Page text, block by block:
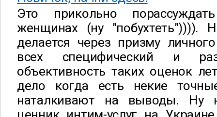
Это прикольно
женщинах (ну "побухтеть")))).
делается через призму
всех специфический и
объективность таких оценок
дело когда есть некие
наталкивают на выводы. Ну